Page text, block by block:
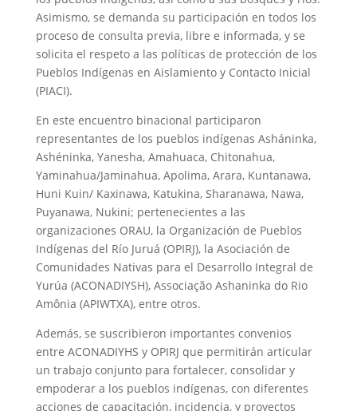
Asimismo, se demanda su participación en todos los
proceso de consulta previa, libre e informada, y se
solicita el respeto a las políticas de protección de los
Pueblos Indígenas en Aislamiento y Contacto Inicial
(PIACI).
En este encuentro binacional participaron
representantes de los pueblos indígenas Asháninka,
Ashéninka, Yanesha, Amahuaca, Chitonahua,
Yaminahua/Jaminahua, Apolima, Arara, Kuntanawa,
Huni Kuin/ Kaxinawa, Katukina, Sharanawa, Nawa,
Puyanawa, Nukini; pertenecientes a las
organizaciones ORAU, la Organización de Pueblos
Indígenas del Río Juruá (OPIRJ), la Asociación de
Comunidades Nativas para el Desarrollo Integral de
Yurúa (ACONADIYSH), Associação Ashaninka do Rio
Amônia (APIWTXA), entre otros.
Además, se suscribieron importantes convenios
entre ACONADIYHS y OPIRJ que permitirán articular
un trabajo conjunto para fortalecer, consolidar y
empoderar a los pueblos indígenas, con diferentes
acciones de capacitación, incidencia, y proyectos